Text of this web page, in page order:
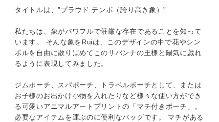
タイトルは、”プラウド テンボ（誇り高き象）”
私たちは、象がパワフルで荘厳な存在であることを知って
います。 そんな象をRuiは、このデザインの中で花やシン
ボルを自由に散りばめてこのサバンナの王様と陽気に戯れ
るように表現してみました。
ジムポーチ、スパポーチ、トラベルポーチとして、または
お子様のお出かけ小物を入れたりなど様々な使い方ができ
る可愛いアニマルアートプリントの「マチ付きポーチ」。
必要なアイテムを運ぶのに便利なバッグです。 マチがある